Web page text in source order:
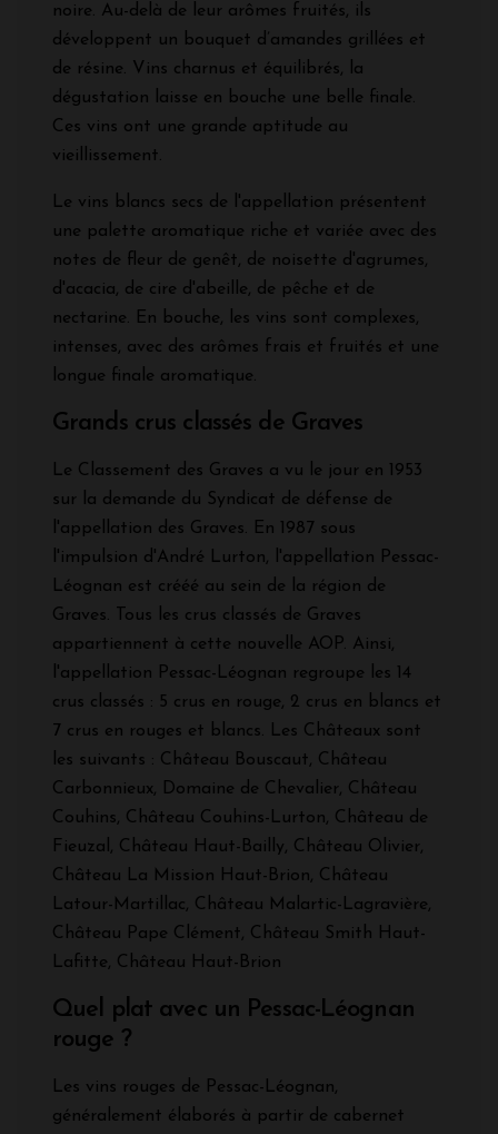
noire. Au-delà de leur arômes fruités, ils
développent un bouquet d’amandes grillées et
de résine. Vins charnus et équilibrés, la
dégustation laisse en bouche une belle finale.
Ces vins ont une grande aptitude au
vieillissement.
Le vins blancs secs de l'appellation présentent
une palette aromatique riche et variée avec des
notes de fleur de genêt, de noisette d'agrumes,
d'acacia, de cire d'abeille, de pêche et de
nectarine. En bouche, les vins sont complexes,
intenses, avec des arômes frais et fruités et une
longue finale aromatique.
Grands crus classés de Graves
Le Classement des Graves a vu le jour en 1953
sur la demande du Syndicat de défense de
l'appellation des Graves. En 1987 sous
l'impulsion d'André Lurton, l'appellation Pessac-
Léognan est crééé au sein de la région de
Graves. Tous les crus classés de Graves
appartiennent à cette nouvelle AOP. Ainsi,
l'appellation Pessac-Léognan regroupe les 14
crus classés : 5 crus en rouge, 2 crus en blancs et
7 crus en rouges et blancs. Les Châteaux sont
les suivants : Château Bouscaut, Château
Carbonnieux, Domaine de Chevalier, Château
Couhins, Château Couhins-Lurton, Château de
Fieuzal, Château Haut-Bailly, Château Olivier,
Château La Mission Haut-Brion, Château
Latour-Martillac, Château Malartic-Lagravière,
Château Pape Clément, Château Smith Haut-
Lafitte, Château Haut-Brion
Quel plat avec un Pessac-Léognan
rouge ?
Les vins rouges de Pessac-Léognan,
généralement élaborés à partir de cabernet